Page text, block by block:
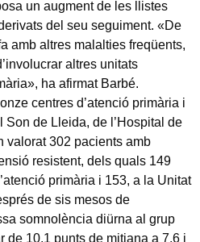
un augment de les llistes
del seu seguiment. «De
amb altres malalties freqüents,
altres unitats
ha afirmat Barbé.
centres d’atenció primària i
Son de Lleida, de l’Hospital de
valorat 302 pacients amb
resistent, dels quals 149
primària i 153, a la Unitat
de sis mesos de
somnolència diürna al grup
de 10,1 punts de mitjana a 7,6 i